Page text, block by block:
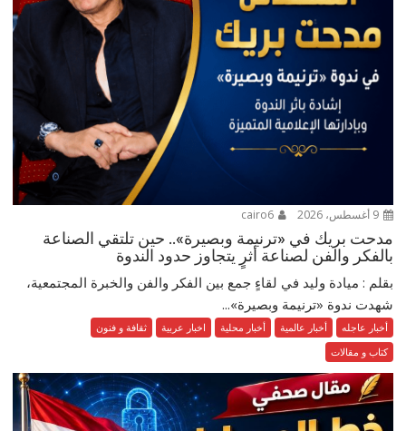
9 أغسطس، 2026 cairo6
مدحت بريك في «ترنيمة وبصيرة».. حين تلتقي الصناعة
بالفكر والفن لصناعة أثرٍ يتجاوز حدود الندوة
بقلم : ميادة وليد في لقاءٍ جمع بين الفكر والفن والخبرة المجتمعية،
شهدت ندوة «ترنيمة وبصيرة»...
أخبار عاجله أخبار عالمية أخبار محلية اخبار عربية
ثقافة و فنون
كتاب و مقالات